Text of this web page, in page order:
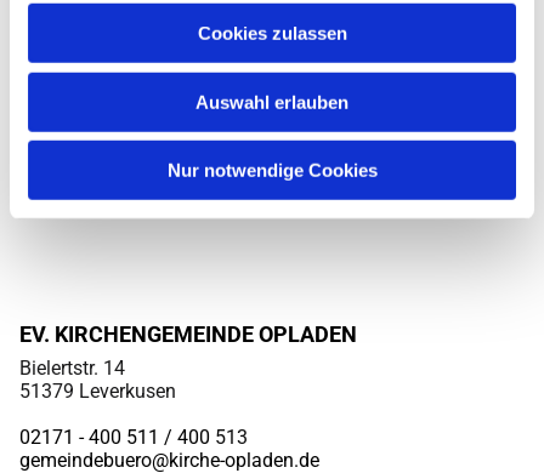
Cookies zulassen
Auswahl erlauben
Nur notwendige Cookies
EV. KIRCHENGEMEINDE OPLADEN
Bielertstr. 14
51379 Leverkusen
02171 - 400 511 / 400 513
gemeindebuero@kirche-opladen.de